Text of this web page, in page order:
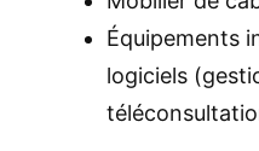
Équipements
logiciels